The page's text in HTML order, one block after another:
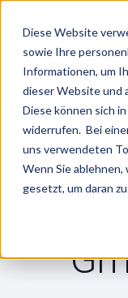
Diese Website
sowie Ihre
Informationen, um
dieser Website und
Diese können sich
widerrufen. Bei
uns verwendeten
Wenn Sie
gesetzt, um daran